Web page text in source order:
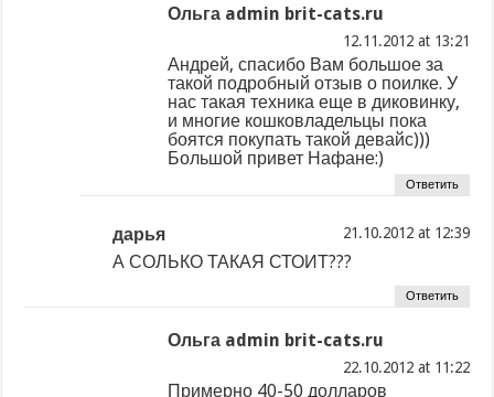
Ольга admin brit-cats.ru
at
Андрей, спасибо Вам большое за
такой подробный отзыв о поилке. У
нас такая техника еще в диковинку,
и многие кошковладельцы пока
боятся покупать такой девайс)))
Большой привет Нафане:)
Ответить
дарья at
А СОЛЬКО ТАКАЯ СТОИТ???
Ответить
Ольга admin brit-cats.ru
at
Примерно 40-50 долларов